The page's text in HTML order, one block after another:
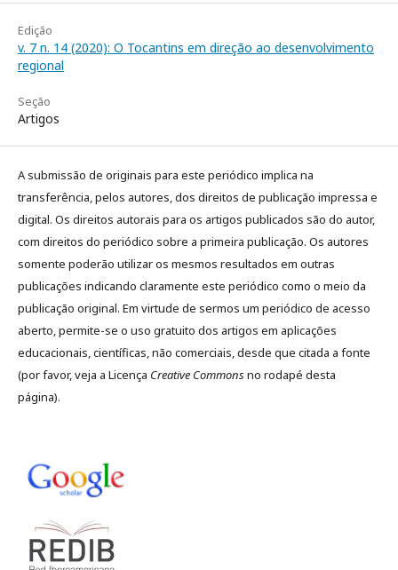
Edição
v. 7 n. 14 (2020): O Tocantins em direção ao desenvolvimento
regional
Seção
Artigos
A submissão de originais para este periódico implica na
transferência, pelos autores, dos direitos de publicação impressa e
digital. Os direitos autorais para os artigos publicados são do autor,
com direitos do periódico sobre a primeira publicação. Os autores
somente poderão utilizar os mesmos resultados em outras
publicações indicando claramente este periódico como o meio da
publicação original. Em virtude de sermos um periódico de acesso
aberto, permite-se o uso gratuito dos artigos em aplicações
educacionais, científicas, não comerciais, desde que citada a fonte
(por favor, veja a Licença Creative Commonsno rodapé desta
página).